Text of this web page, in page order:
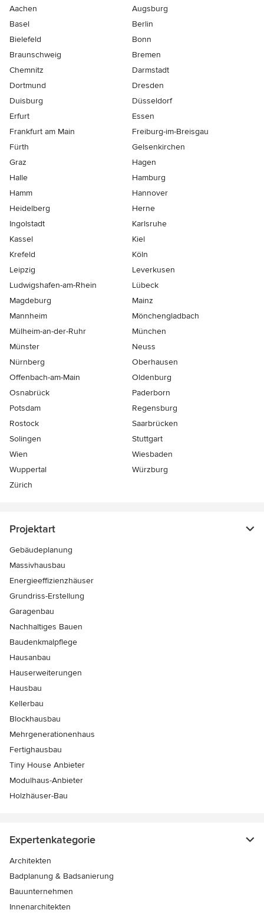
Aachen
Augsburg
Basel
Berlin
Bielefeld
Bonn
Braunschweig
Bremen
Chemnitz
Darmstadt
Dortmund
Dresden
Duisburg
Düsseldorf
Erfurt
Essen
Frankfurt am Main
Freiburg-im-Breisgau
Fürth
Gelsenkirchen
Graz
Hagen
Halle
Hamburg
Hamm
Hannover
Heidelberg
Herne
Ingolstadt
Karlsruhe
Kassel
Kiel
Krefeld
Köln
Leipzig
Leverkusen
Ludwigshafen-am-Rhein
Lübeck
Magdeburg
Mainz
Mannheim
Mönchen­gladbach
Mülheim-an-der-Ruhr
München
Münster
Neuss
Nürnberg
Oberhausen
Offenbach-am-Main
Oldenburg
Osnabrück
Paderborn
Potsdam
Regensburg
Rostock
Saarbrücken
Solingen
Stuttgart
Wien
Wiesbaden
Wuppertal
Würzburg
Zürich
Projektart
Gebäudeplanung
Massivhausbau
Energieeffizienzhäuser
Grundriss-Erstellung
Garagenbau
Nachhaltiges Bauen
Baudenkmalpflege
Hausanbau
Hauserweiterungen
Hausbau
Kellerbau
Blockhausbau
Mehrgenerationenhaus
Fertighausbau
Tiny House Anbieter
Modulhaus-Anbieter
Holzhäuser-Bau
Expertenkategorie
Architekten
Badplanung & Badsanierung
Bauunternehmen
Innenarchitekten